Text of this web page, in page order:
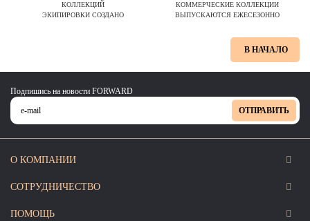
КОЛЛЕКЦИЙ
ЭКИПИРОВКИ СОЗДАНО
КОММЕРЧЕСКИЕ КОЛЛЕКЦИИ
ВЫПУСКАЮТСЯ ЕЖЕСЕЗОННО
В НАЧАЛО
Подпишись на новости FORWARD
ОТПРАВИТЬ
О КОМПАНИИ
СОТРУДНИЧЕСТВО
ПОМОЩЬ